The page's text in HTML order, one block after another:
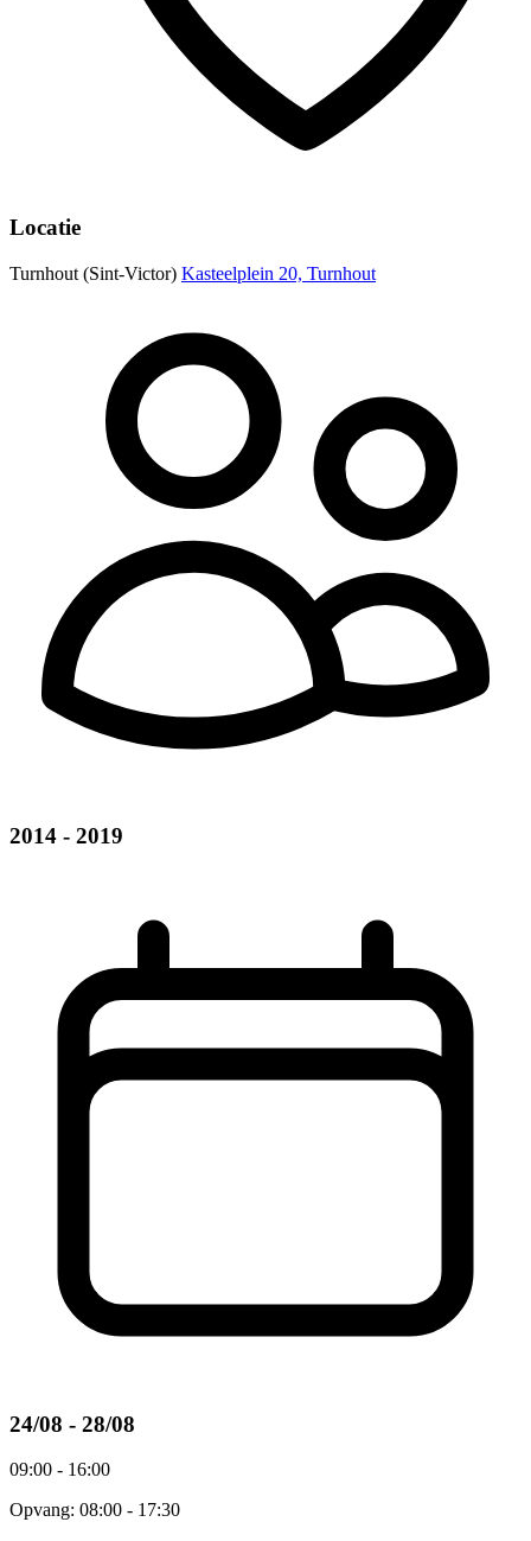
Locatie
Turnhout (Sint-Victor) Kasteelplein 20, Turnhout
2014 - 2019
24/08 - 28/08
09:00 - 16:00
Opvang: 08:00 - 17:30